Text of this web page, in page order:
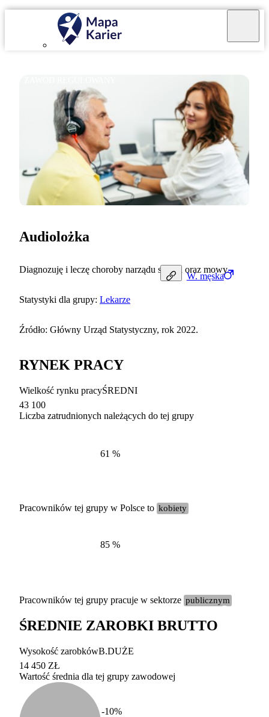
W. męska
Audiolożka
Diagnozuję i leczę choroby narządu słuchu oraz mowy.
Statystyki dla grupy: Lekarze
Źródło: Główny Urząd Statystyczny, rok 2022.
RYNEK PRACY
Etykieta
duży
100-200 tysięcy
Wielkość rynku pracyŚREDNI
43 100
Liczba zatrudnionych należących do tej grupy
61 %
Pracowników tej grupy w Polsce to kobiety
85 %
Pracowników tej grupy pracuje w sektorze publicznym
ŚREDNIE ZAROBKI BRUTTO
Wysokość zarobkówB.DUŻE
14 450 ZŁ
Wartość średnia dla tej grupy zawodowej
-10%